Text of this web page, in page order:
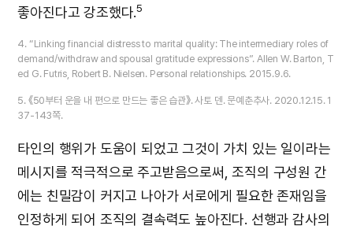
좋아진다고 강조했다.5
4. “Linking financial distress to marital quality: The intermediary roles of
demand/withdraw and spousal gratitude expressions”. Allen W. Barton, T
ed G. Futris, Robert B. Nielsen. Personal relationships. 2015.9.6.
5. 《50부터 운을 내 편으로 만드는 좋은 습관》. 사토 덴. 문예춘추사. 2020.12.15. 1
37-143쪽.
타인의 행위가 도움이 되었고 그것이 가치 있는 일이라는
메시지를 적극적으로 주고받음으로써, 조직의 구성원 간
에는 친밀감이 커지고 나아가 서로에게 필요한 존재임을
인정하게 되어 조직의 결속력도 높아진다. 선행과 감사의